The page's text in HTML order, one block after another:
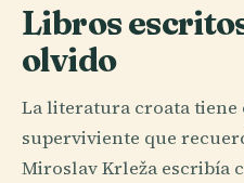
Libros
olvido
La literatura croata tiene
superviviente que
Miroslav Krleža escribía